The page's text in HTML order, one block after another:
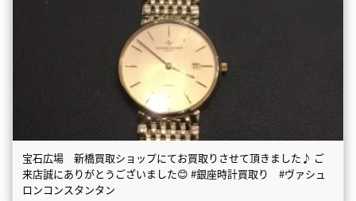
宝石広場 新橋買取ショップにてお買取りさせて頂きました♪ ご
来店誠にありがとうございました😊 #銀座時計買取り #ヴァシュ
ロンコンスタンタン